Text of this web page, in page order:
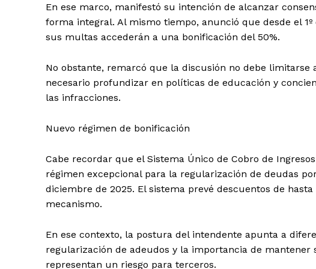
En ese marco, manifestó su intención de alcanzar
forma integral. Al mismo tiempo, anunció que desde el
sus multas accederán a una bonificación del 50%.
No obstante, remarcó que la discusión no debe limitarse
necesario profundizar en políticas de educación y
las infracciones.
Nuevo régimen de bonificación
Cabe recordar que el Sistema Único de Cobro de
régimen excepcional para la regularización de deudas
diciembre de 2025. El sistema prevé descuentos de
mecanismo.
En ese contexto, la postura del intendente apunta a
regularización de adeudos y la importancia de
representan un riesgo para terceros.